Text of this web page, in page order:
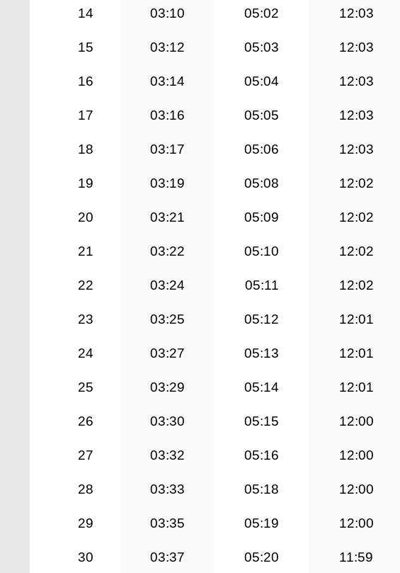
14 03:10 05:02 12:03
15 03:12 05:03 12:03
16 03:14 05:04 12:03
17 03:16 05:05 12:03
18 03:17 05:06 12:03
19 03:19 05:08 12:02
20 03:21 05:09 12:02
21 03:22 05:10 12:02
22 03:24 05:11 12:02
23 03:25 05:12 12:01
24 03:27 05:13 12:01
25 03:29 05:14 12:01
26 03:30 05:15 12:00
27 03:32 05:16 12:00
28 03:33 05:18 12:00
29 03:35 05:19 12:00
30 03:37 05:20 11:59